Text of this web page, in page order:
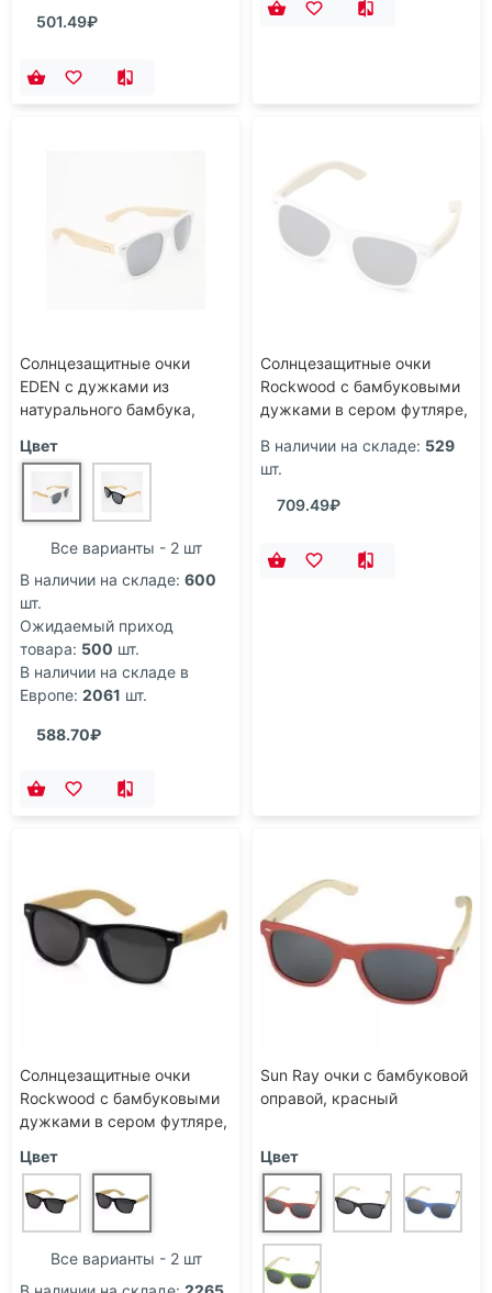
501.49₽
Солнцезащитные очки
EDEN с дужками из
натурального бамбука,
Цвет
Все варианты - 2 шт
В наличии на складе: 600
шт.
Ожидаемый приход
товара: 500 шт.
В наличии на складе в
Европе: 2061 шт.
588.70₽
Солнцезащитные очки
Rockwood с бамбуковыми
дужками в сером футляре,
В наличии на складе: 529
шт.
709.49₽
Солнцезащитные очки
Rockwood с бамбуковыми
дужками в сером футляре,
Цвет
Все варианты - 2 шт
Sun Ray очки с бамбуковой
оправой, красный
Цвет